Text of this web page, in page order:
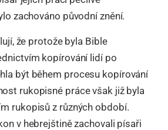
zachováno původní znění.
že protože byla Bible
kopírování lidí po
být během procesu kopírování
rukopisné práce však již byla
rukopisů z různých období.
v hebrejštině zachovali písaři